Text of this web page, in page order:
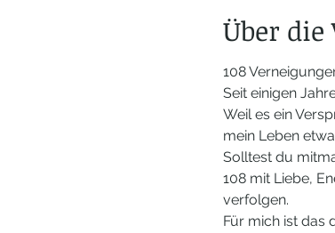
Über
108
Seit einigen
Weil es ein
mein Leben
Solltest du
108 mit Liebe,
verfolgen.
Für mich ist das